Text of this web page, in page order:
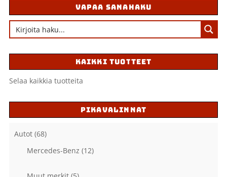
VAPAA SANAHAKU
KAIKKI TUOTTEET
Selaa kaikkia tuotteita
PIKAVALINNAT
Autot (68)
Mercedes-Benz (12)